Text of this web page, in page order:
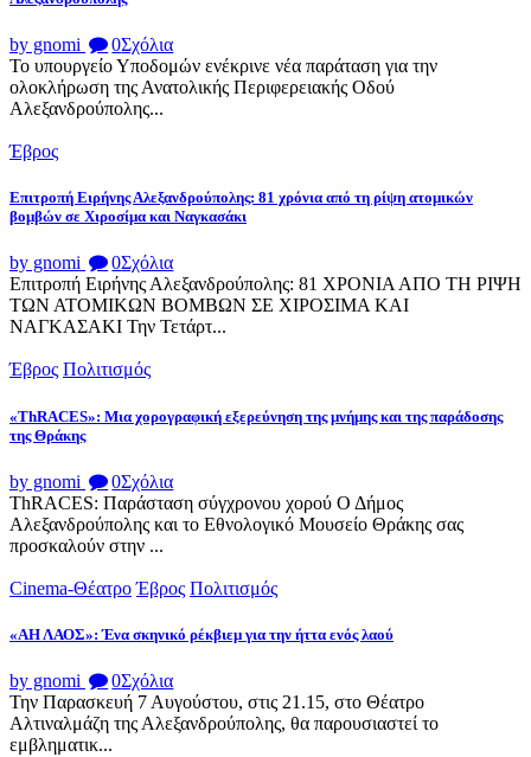
by gnomi 0Σχόλια
Το υπουργείο Υποδομών ενέκρινε νέα παράταση για την
ολοκλήρωση της Ανατολικής Περιφερειακής Οδού
Αλεξανδρούπολης...
Έβρος
Επιτροπή Ειρήνης Αλεξανδρούπολης: 81 χρόνια από τη ρίψη ατομικών
βομβών σε Χιροσίμα και Ναγκασάκι
by gnomi 0Σχόλια
Επιτροπή Ειρήνης Αλεξανδρούπολης: 81 ΧΡΟΝΙΑ ΑΠΟ ΤΗ ΡΙΨΗ
ΤΩΝ ΑΤΟΜΙΚΩΝ ΒΟΜΒΩΝ ΣΕ ΧΙΡΟΣΙΜΑ ΚΑΙ
ΝΑΓΚΑΣΑΚΙ Την Τετάρτ...
Έβρος Πολιτισμός
«ThRACES»: Μια χορογραφική εξερεύνηση της μνήμης και της παράδοσης
της Θράκης
by gnomi 0Σχόλια
ThRACES: Παράσταση σύγχρονου χορού Ο Δήμος
Αλεξανδρούπολης και το Εθνολογικό Μουσείο Θράκης σας
προσκαλούν στην ...
Cinema-Θέατρο Έβρος Πολιτισμός
«ΑΗ ΛΑΟΣ»: Ένα σκηνικό ρέκβιεμ για την ήττα ενός λαού
by gnomi 0Σχόλια
Την Παρασκευή 7 Αυγούστου, στις 21.15, στο Θέατρο
Αλτιναλμάζη της Αλεξανδρούπολης, θα παρουσιαστεί το
εμβληματικ...